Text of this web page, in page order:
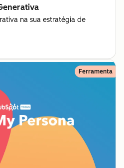
na sua estratégia de
Ferramenta